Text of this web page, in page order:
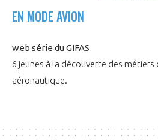
EN MODE AVION
web série du GIFAS
6 jeunes à la découverte des
aéronautique.